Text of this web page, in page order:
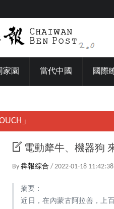
家園 當代中國 國際
」
電動犛牛、機器狗
By 犇報綜合 / 2022-01-18
摘要：
近日，在內蒙古阿拉善，上